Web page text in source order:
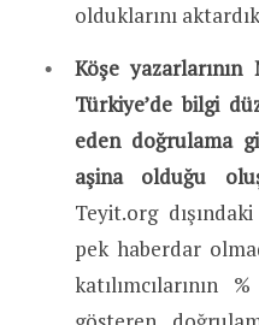
olduklarını
Köşe yazarlarının
Türkiye’de bilgi
eden doğrulama
aşina olduğu
Teyit.org
pek haberdar
katılımcılarının